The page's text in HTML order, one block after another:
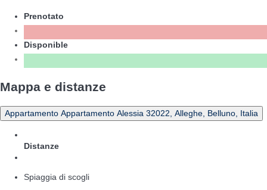
Prenotato
Disponible
Mappa e distanze
Appartamento Appartamento Alessia 32022, Alleghe, Belluno, Italia
Distanze
Spiaggia di scogli